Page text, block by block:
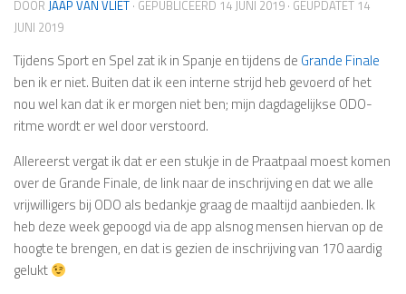
DOOR JAAP VAN VLIET · GEPUBLICEERD 14 JUNI 2019 · GEÜPDATET 14
JUNI 2019
Tijdens Sport en Spel zat ik in Spanje en tijdens de Grande Finale
ben ik er niet. Buiten dat ik een interne strijd heb gevoerd of het
nou wel kan dat ik er morgen niet ben; mijn dagdagelijkse ODO-
ritme wordt er wel door verstoord.
Allereerst vergat ik dat er een stukje in de Praatpaal moest komen
over de Grande Finale, de link naar de inschrijving en dat we alle
vrijwilligers bij ODO als bedankje graag de maaltijd aanbieden. Ik
heb deze week gepoogd via de app alsnog mensen hiervan op de
hoogte te brengen, en dat is gezien de inschrijving van 170 aardig
gelukt